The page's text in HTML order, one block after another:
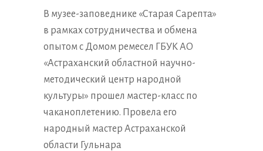
В музее-заповеднике «Старая Сарепта»
в рамках сотрудничества и обмена
опытом с Домом ремесел ГБУК АО
«Астраханский областной научно-
методический центр народной
культуры» прошел мастер-класс по
чаканоплетению. Провела его
народный мастер Астраханской
области Гульнара